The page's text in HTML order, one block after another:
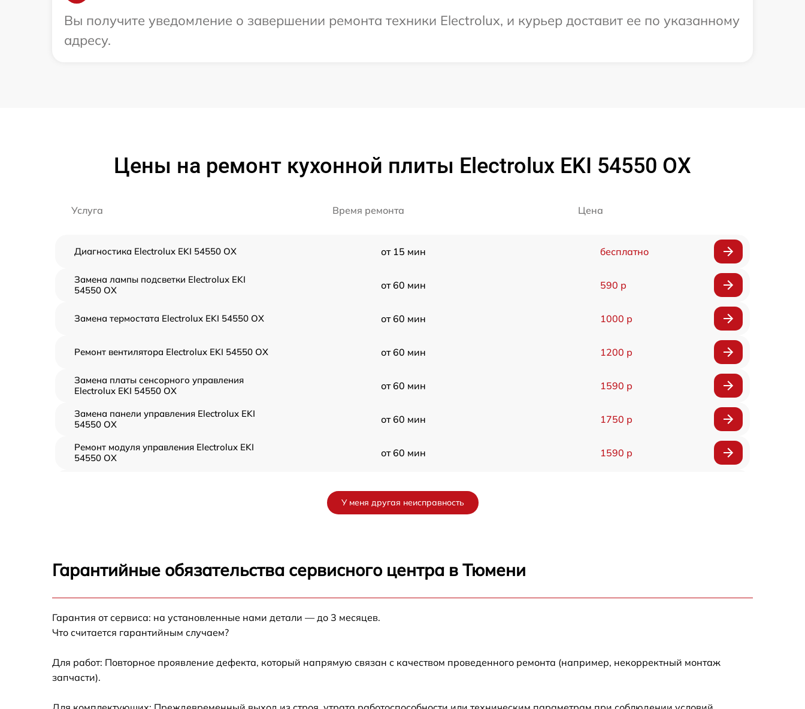
Вы получите уведомление о завершении ремонта техники Electrolux, и курьер доставит ее по указанному
адресу.
Цены на ремонт кухонной плиты Electrolux EKI 54550 OX
Услуга Время ремонта Цена
Диагностика Electrolux EKI 54550 OX от 15 мин бесплатно
Замена лампы подсветки Electrolux EKI
54550 OX
от 60 мин 590 р
Замена термостата Electrolux EKI 54550 OX от 60 мин 1000 р
Ремонт вентилятора Electrolux EKI 54550 OX от 60 мин 1200 р
Замена платы сенсорного управления
Electrolux EKI 54550 OX
от 60 мин 1590 р
Замена панели управления Electrolux EKI
54550 OX
от 60 мин 1750 р
Ремонт модуля управления Electrolux EKI
54550 OX
от 60 мин 1590 р
Ремонт конфорки с расширением Electrolux
EKI 54550 OX
54550 OX
Замена конфорки керамической плиты
У меня другая неисправность
Гарантийные обязательства сервисного центра в Тюмени
Гарантия от сервиса: на установленные нами детали — до 3 месяцев.
Что считается гарантийным случаем?
Для работ: Повторное проявление дефекта, который напрямую связан с качеством проведенного ремонта (например, некорректный монтаж
запчасти).